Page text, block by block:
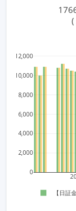
0
2,000
4,000
6,000
8,000
10,000
12,000
【日証